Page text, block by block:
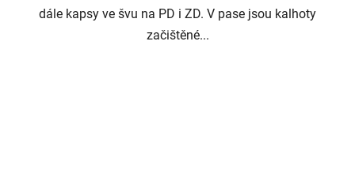
dále kapsy ve švu na PD i ZD. V pase jsou kalhoty
začištěné...